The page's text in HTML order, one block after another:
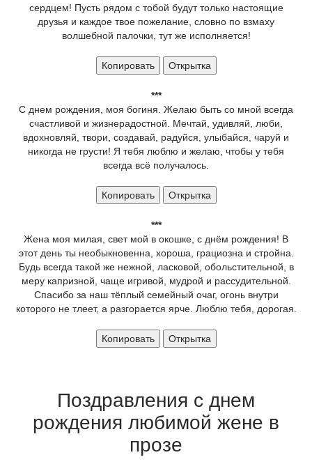
сердцем! Пусть рядом с тобой будут только настоящие
друзья и каждое твое пожелание, словно по взмаху
волшебной палочки, тут же исполняется!
Копировать Открытка
***
С днем рождения, моя богиня. Желаю быть со мной всегда
счастливой и жизнерадостной. Мечтай, удивляй, люби,
вдохновляй, твори, создавай, радуйся, улыбайся, чаруй и
никогда не грусти! Я тебя люблю и желаю, чтобы у тебя
всегда всё получалось.
Копировать Открытка
***
Жена моя милая, свет мой в окошке, с днём рождения! В
этот день ты необыкновенна, хороша, грациозна и стройна.
Будь всегда такой же нежной, ласковой, обольстительной, в
меру капризной, чаще игривой, мудрой и рассудительной.
Спасибо за наш тёплый семейный очаг, огонь внутри
которого не тлеет, а разгорается ярче. Люблю тебя, дорогая.
Копировать Открытка
Поздравления с днем
рождения любимой жене в
прозе